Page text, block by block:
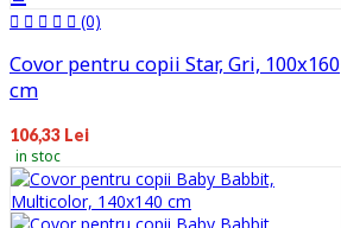
(0)
Covor pentru copii Star, Gri, 100x160
cm
106,33 Lei
in stoc